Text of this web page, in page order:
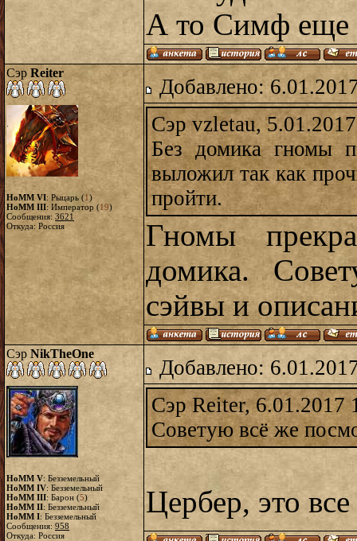
А то Симф еще
Сэр Reiter
HoMM VI: Рыцарь (1)
HoMM III: Император (19)
Сообщения: 3621
Откуда: Россия
Добавлено:
Сэр vzletau,
Без домика гномы
выложил так как
пройти.
Гномы
домика.
сэйвы и
Сэр NikTheOne
HoMM V: Безземельный
HoMM IV: Безземельный
HoMM III: Барон (5)
HoMM II: Безземельный
HoMM I: Безземельный
Сообщения: 958
Откуда: Россия
Добавлено:
Сэр Reiter, 6.01.2017
Советую всё же
Цербер, это